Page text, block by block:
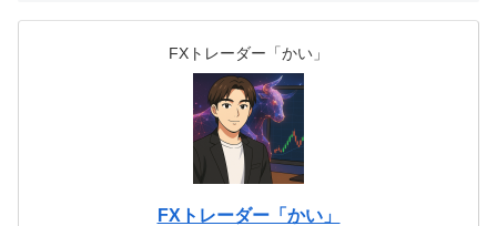
FXトレーダー「かい」
FXトレーダー「かい」